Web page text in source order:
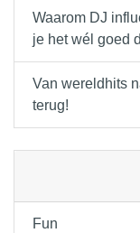
Waarom DJ
je het wél goed
Van wereldhits
terug!
Fun